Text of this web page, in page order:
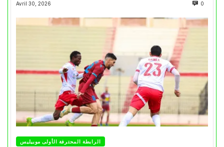
Avril 30, 2026 0
الرابطة المحترفة الأولى موبيليس